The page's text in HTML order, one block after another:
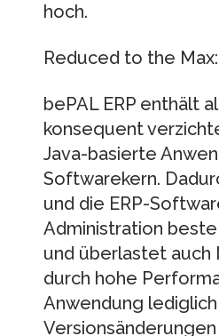
hoch.
Reduced to the
bePAL ERP enthält
konsequent
Java-basierte
Softwarekern.
und die ERP-
Administration
und überlastet auch
durch hohe
Anwendung